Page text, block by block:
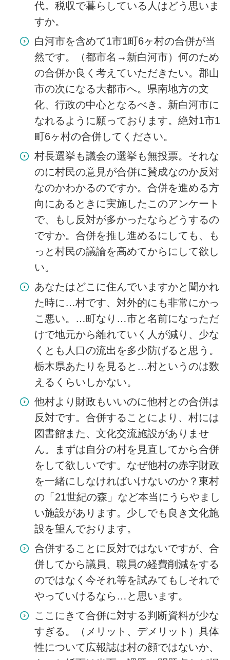
代。税収で暮らしている人はどう思いま
すか。
白河市を含めて1市1町6ヶ村の合併が当
然です。（都市名→新白河市）何のため
の合併か良く考えていただきたい。郡山
市の次になる大都市へ。県南地方の文
化、行政の中心となるべき。新白河市に
なれるように願っております。絶対1市1
町6ヶ村の合併してください。
村長選挙も議会の選挙も無投票。それな
のに村民の意見が合併に賛成なのか反対
なのかわかるのですか。合併を進める方
向にあるときに実施したこのアンケート
で、もし反対が多かったならどうするの
ですか。合併を推し進めるにしても、も
っと村民の議論を高めてからにして欲し
い。
あなたはどこに住んでいますかと聞かれ
た時に…村です、対外的にも非常にかっ
こ悪い。…町なり…市と名前になっただ
けで地元から離れていく人が減り、少な
くとも人口の流出を多少防げると思う。
栃木県あたりを見ると…村というのは数
えるくらいしかない。
他村より財政もいいのに他村との合併は
反対です。合併することにより、村には
図書館また、文化交流施設がありませ
ん。まずは自分の村を見直してから合併
をして欲しいです。なぜ他村の赤字財政
を一緒にしなければいけないのか？東村
の「21世紀の森」など本当にうらやまし
い施設があります。少しでも良き文化施
設を望んでおります。
合併することに反対ではないですが、合
併してから議員、職員の経費削減をする
のではなく今それ等を試みてもしそれで
やっていけるなら…と思います。
ここにきて合併に対する判断資料が少な
すぎる。（メリット、デメリット）具体
性について広報誌は村の顔ではないか、